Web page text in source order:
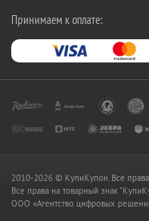
Принимаем к оплате:
2010-2026 © КупиКупон. Все
Все права на товарный знак
OOO «Агентство цифровых